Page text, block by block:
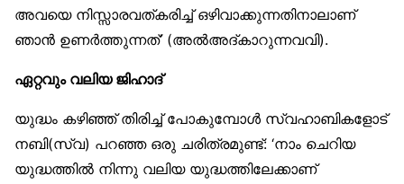
അവയെ നിസ്സാരവത്കരിച്ച് ഒഴിവാക്കുന്നതിനാലാണ്
ഞാന്‍ ഉണര്‍ത്തുന്നത്’ (അല്‍അദ്കാറുന്നവവി).
ഏറ്റവും വലിയ ജിഹാദ്
യുദ്ധം കഴിഞ്ഞ് തിരിച്ച് പോകുമ്പോള്‍ സ്വഹാബികളോട്
നബി(സ്വ) പറഞ്ഞ ഒരു ചരിത്രമുണ്ട്: ‘നാം ചെറിയ
യുദ്ധത്തില്‍ നിന്നു വലിയ യുദ്ധത്തിലേക്കാണ്